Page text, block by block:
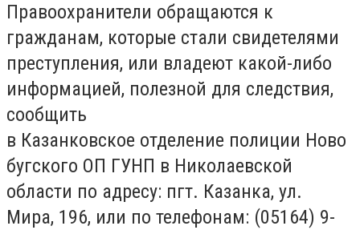
Правоохранители обращаются к
гражданам, которые стали свидетелями
преступления, или владеют какой-либо
информацией, полезной для следствия,
сообщить
в Казанковское отделение полиции Ново
бугского ОП ГУНП в Николаевской
области по адресу: пгт. Казанка, ул.
Мира, 196, или по телефонам: (05164) 9-